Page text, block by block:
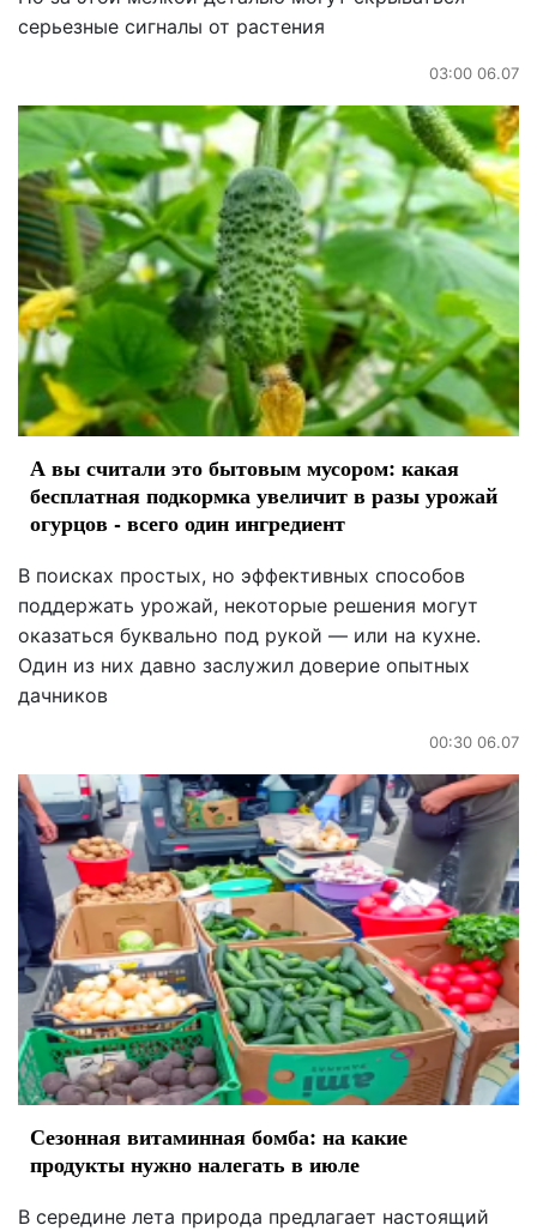
серьезные сигналы от растения
03:00 06.07
А вы считали это бытовым мусором: какая
бесплатная подкормка увеличит в разы урожай
огурцов - всего один ингредиент
В поисках простых, но эффективных способов
поддержать урожай, некоторые решения могут
оказаться буквально под рукой — или на кухне.
Один из них давно заслужил доверие опытных
дачников
00:30 06.07
Сезонная витаминная бомба: на какие
продукты нужно налегать в июле
В середине лета природа предлагает настоящий